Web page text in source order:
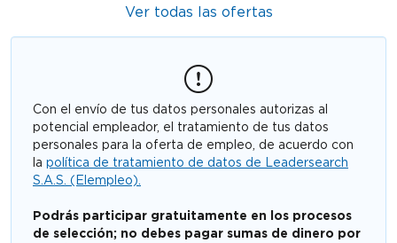
Ver todas las ofertas
Con el envío de tus datos personales autorizas al
potencial empleador, el tratamiento de tus datos
personales para la oferta de empleo, de acuerdo con
la política de tratamiento de datos de Leadersearch
S.A.S. (Elempleo).
Podrás participar gratuitamente en los procesos
de selección; no debes pagar sumas de dinero por